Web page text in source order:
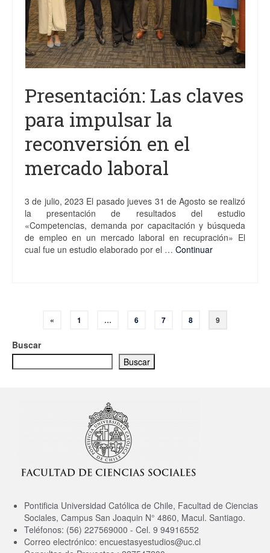
Presentación: Las claves
para impulsar la
reconversión en el
mercado laboral
3 de julio, 2023 El pasado jueves 31 de Agosto se realizó
la presentación de resultados del estudio
«Competencias, demanda por capacitación y búsqueda
de empleo en un mercado laboral en recupración» El
cual fue un estudio elaborado por el … Continuar
Paginación
de
entradas
« 1 … 6 7 8 9
Buscar
Buscar
Pontificia Universidad Católica de Chile, Facultad de Ciencias
Sociales, Campus San Joaquin N° 4860, Macul. Santiago.
Teléfonos: (56) 227569000 - Cel. 9 94916552
Correo electrónico: encuestasyestudios@uc.cl